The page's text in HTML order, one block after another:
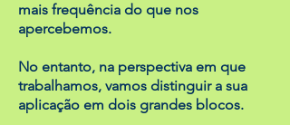
mais frequência do que nos
apercebemos.
No entanto, na perspectiva em que
trabalhamos, vamos distinguir a sua
aplicação em dois grandes blocos.